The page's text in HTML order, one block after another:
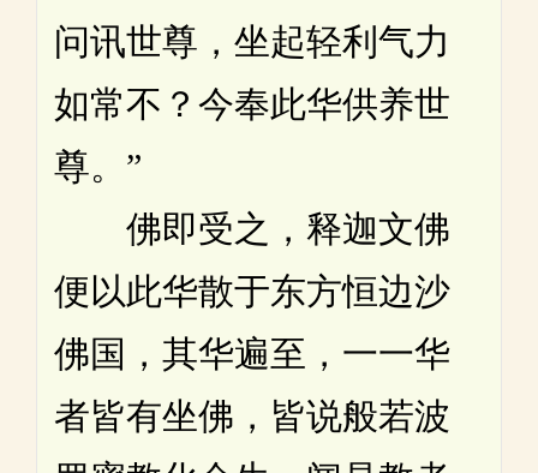
问讯世尊，坐起轻利气力
如常不？今奉此华供养世
尊。”
佛即受之，释迦文佛
便以此华散于东方恒边沙
佛国，其华遍至，一一华
者皆有坐佛，皆说般若波